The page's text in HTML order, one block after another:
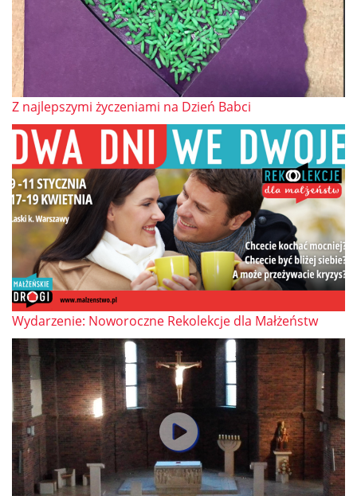
Z najlepszymi życzeniami na Dzień Babci
Wydarzenie: Noworoczne Rekolekcje dla Małżeństw